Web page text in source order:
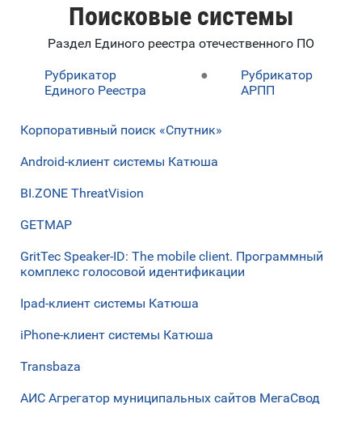
Поисковые системы
Раздел Единого реестра отечественного ПО
Рубрикатор
Единого Реестра
●
Рубрикатор
АРПП
Корпоративный поиск «Спутник»
Android-клиент системы Катюша
BI.ZONE ThreatVision
GETMAP
GritTec Speaker-ID: The mobile client. Программный
комплекс голосовой идентификации
Ipad-клиент системы Катюша
iPhone-клиент системы Катюша
Transbaza
АИС Агрегатор муниципальных сайтов МегаСвод